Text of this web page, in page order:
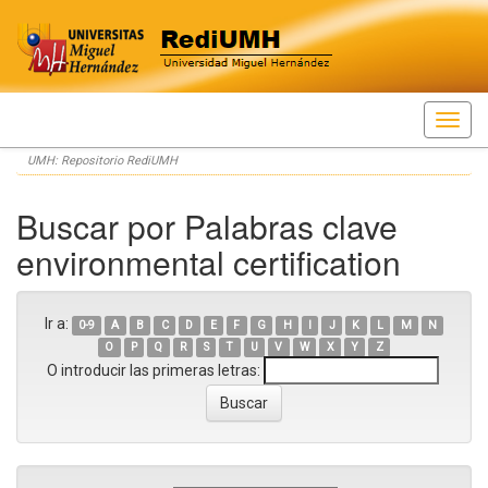
Skip
navigation
UMH: Repositorio RediUMH
Buscar por Palabras clave
environmental certification
Ir a: 0-9 A B C D E F G H I J K L M
N
O
P Q R S T U V W X Y Z
O introducir las primeras letras: